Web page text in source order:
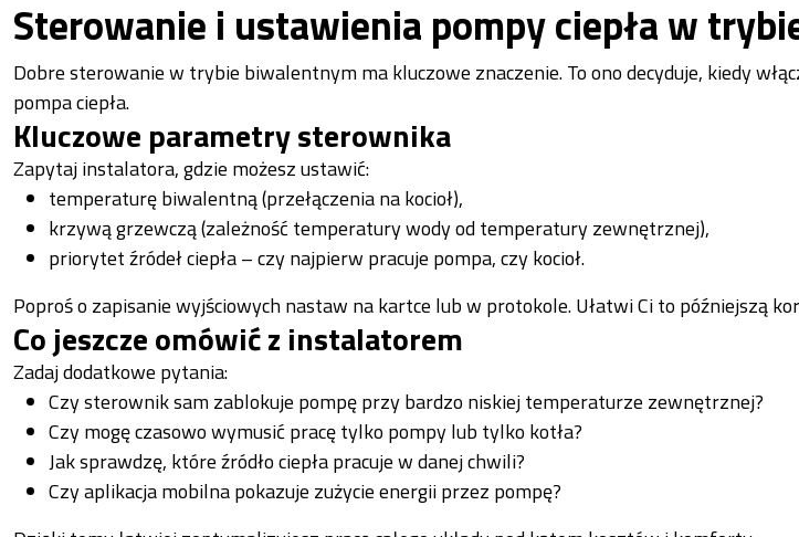
Sterowanie i ustawienia pompy ciepła w
Dobre sterowanie w trybie biwalentnym ma kluczowe znaczenie. To ono decyduje, kiedy
pompa ciepła.
Kluczowe parametry sterownika
Zapytaj instalatora, gdzie możesz ustawić:
temperaturę biwalentną (przełączenia na kocioł),
krzywą grzewczą (zależność temperatury wody od temperatury zewnętrznej),
priorytet źródeł ciepła – czy najpierw pracuje pompa, czy kocioł.
Poproś o zapisanie wyjściowych nastaw na kartce lub w protokole. Ułatwi Ci to późniejszą
Co jeszcze omówić z instalatorem
Zadaj dodatkowe pytania:
Czy sterownik sam zablokuje pompę przy bardzo niskiej temperaturze zewnętrznej?
Czy mogę czasowo wymusić pracę tylko pompy lub tylko kotła?
Jak sprawdzę, które źródło ciepła pracuje w danej chwili?
Czy aplikacja mobilna pokazuje zużycie energii przez pompę?